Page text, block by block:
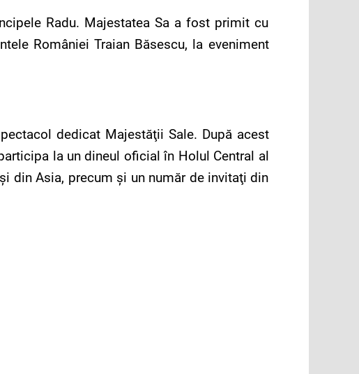
Radu. Majestatea Sa a fost primit cu
României Traian Băsescu, la eveniment
dedicat Majestăţii Sale. După acest
la un dineul oficial în Holul Central al
din Asia, precum şi un număr de invitaţi din